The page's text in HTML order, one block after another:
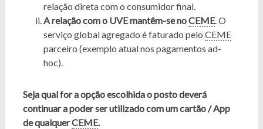
relação direta com o consumidor final.
A relação com o UVE mantêm-se noCEME. O
serviço global agregado é faturado pelo CEME
parceiro (exemplo atual nos pagamentos ad-
hoc).
Seja qual for a opção escolhida o posto deverá
continuar a poder ser utilizado com um cartão / App
de qualquerCEME.